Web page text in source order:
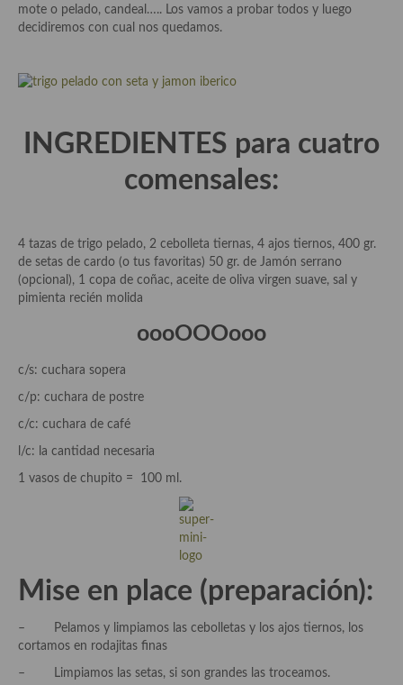
Aderezos, salsas, vinagretas, especias, hierbas aromáticas o
aditivos
Aceites
Salsas y mojos
Adobos
demás
Ensaladas
Gazpachos, salmorejos, sopas y cremas frías
Quínoa
Pasta
Arroces Y fideuás
mote o pelado, candeal….. Los vamos a probar todos y luego
decidiremos con cual nos quedamos.
INGREDIENTES para cuatro
comensales:
4 tazas de trigo pelado, 2 cebolleta tiernas, 4 ajos tiernos, 400 gr.
de setas de cardo (o tus favoritas) 50 gr. de Jamón serrano
(opcional), 1 copa de coñac, aceite de oliva virgen suave, sal y
pimienta recién molida
oooOOOooo
c/s: cuchara sopera
c/p: cuchara de postre
c/c: cuchara de café
l/c: la cantidad necesaria
1 vasos de chupito = 100 ml.
Mise en place (preparación):
– Pelamos y limpiamos las cebolletas y los ajos tiernos, los
cortamos en rodajitas finas
– Limpiamos las setas, si son grandes las troceamos.